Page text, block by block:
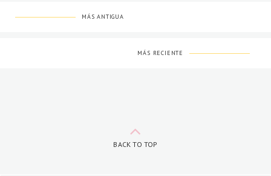
MÁS ANTIGUA
MÁS RECIENTE
BACK TO TOP